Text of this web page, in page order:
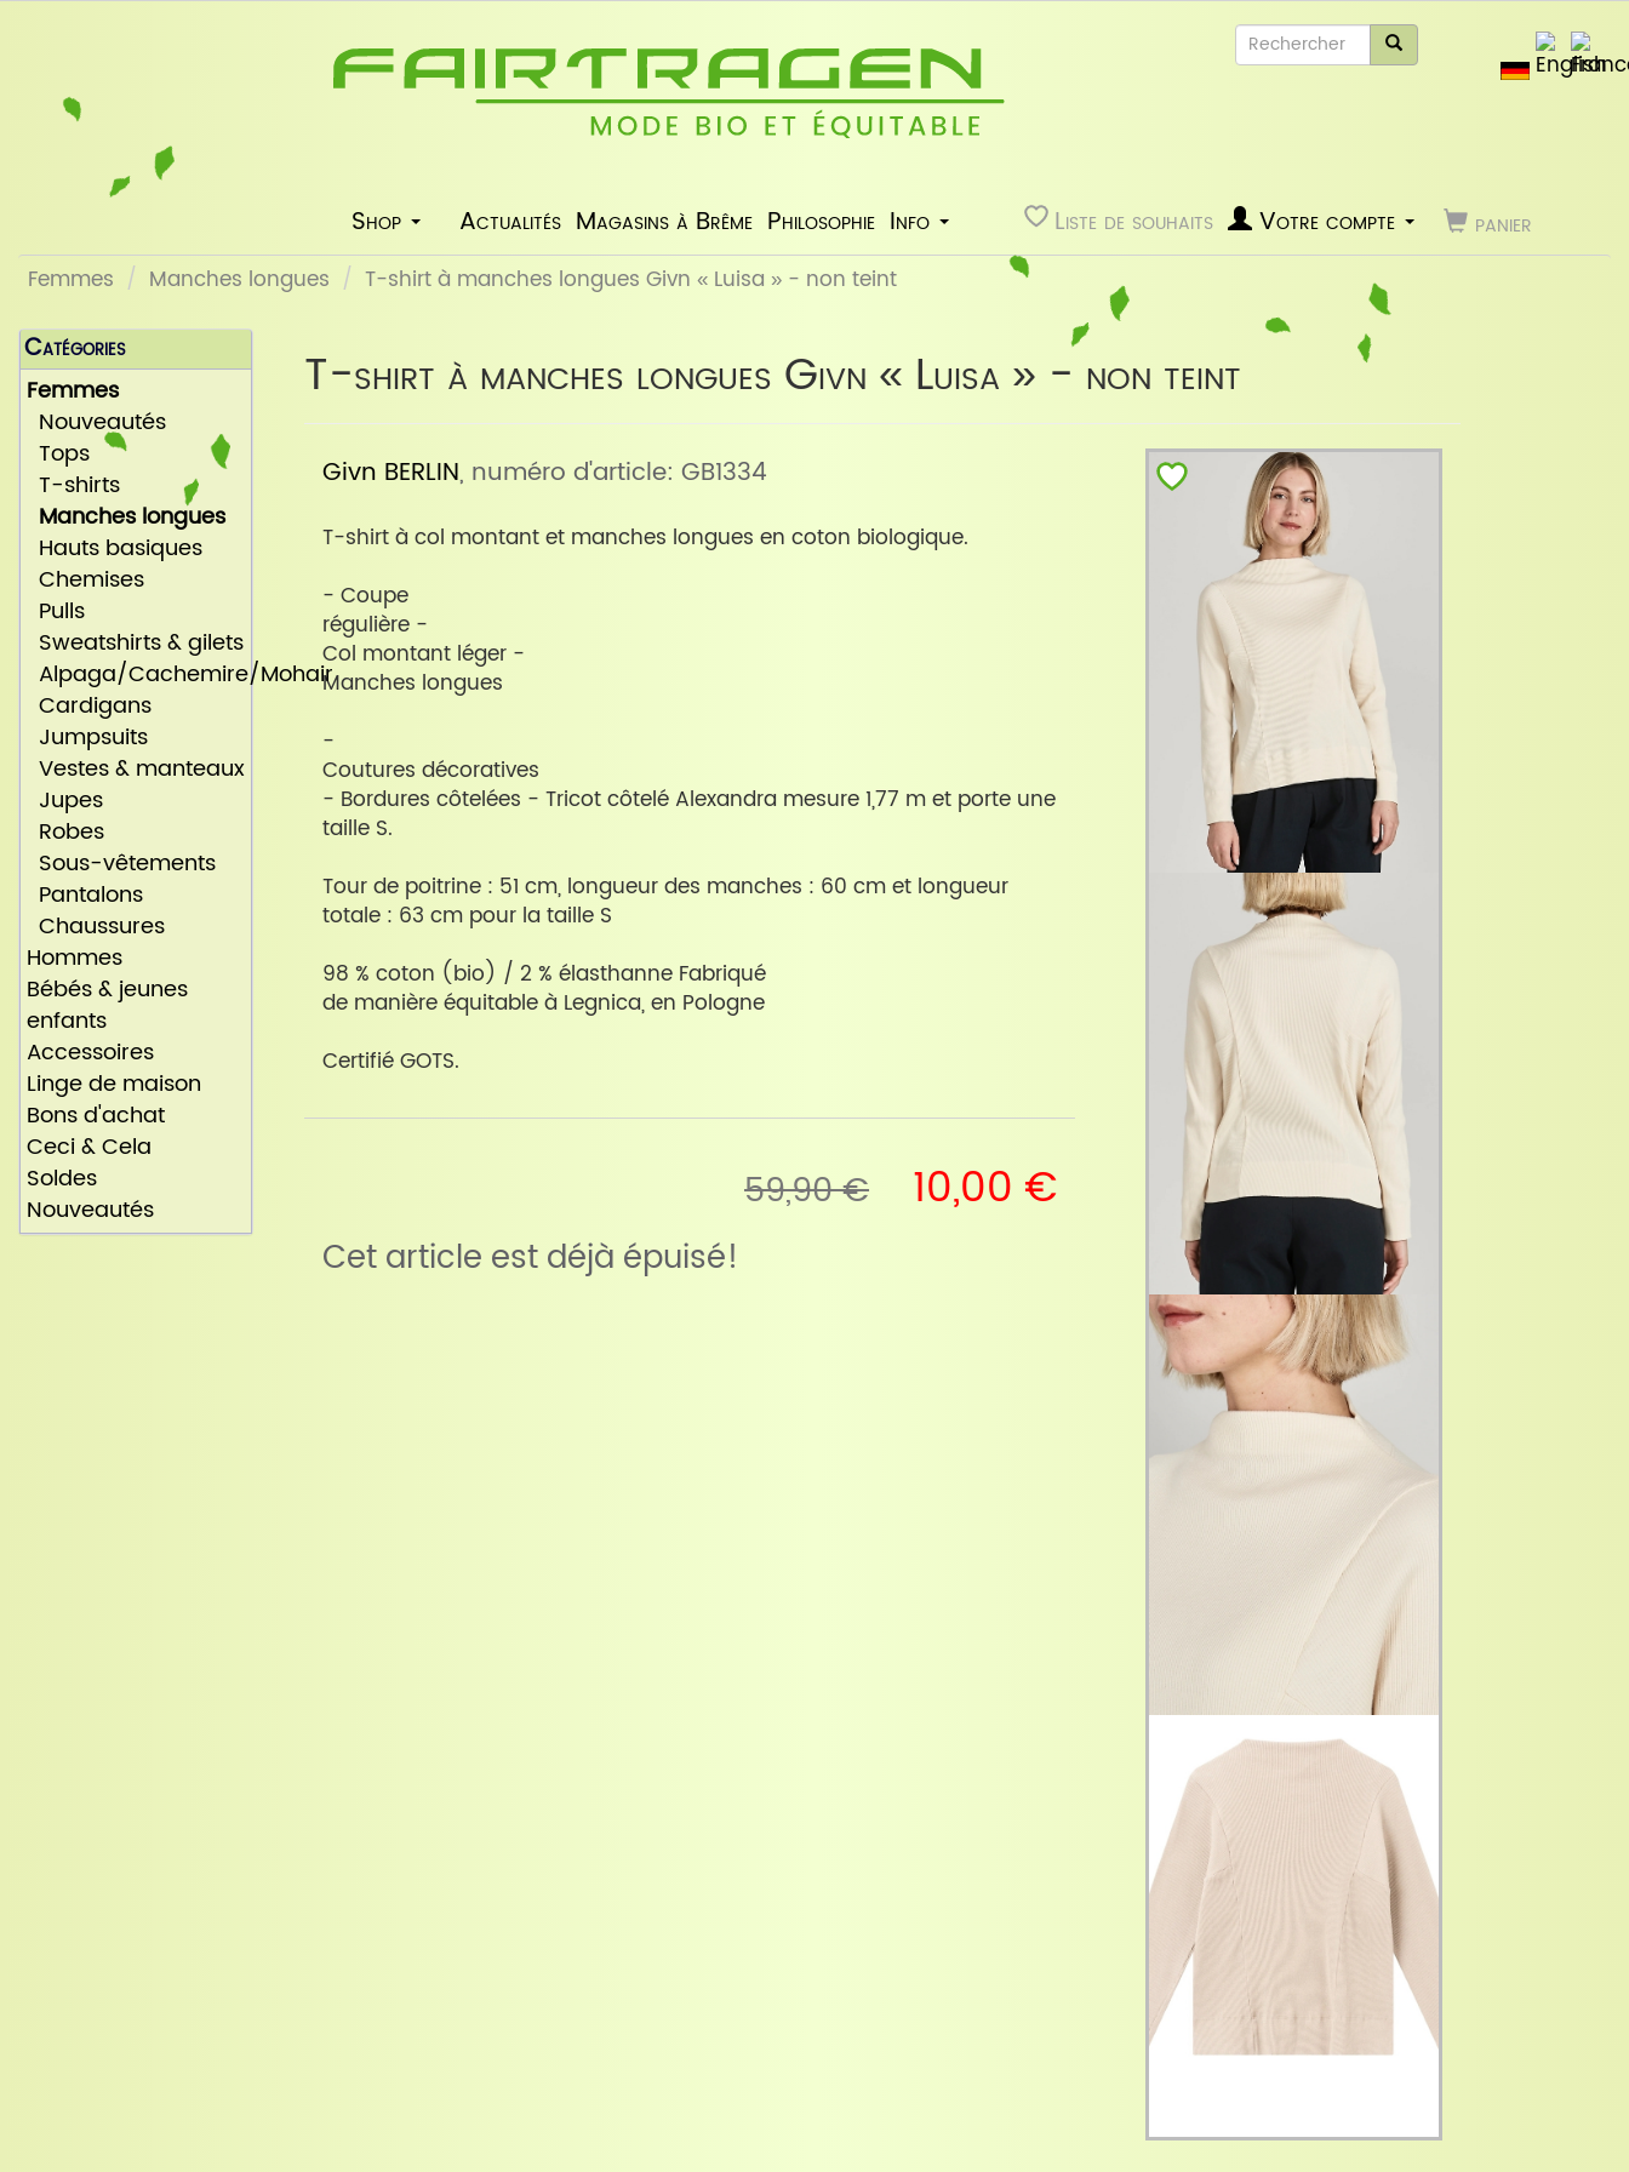
Shop Actualités Magasins à Brême Philosophie Info Liste de souhaits panier
Votre compte
Femmes Manches longues T-shirt à manches longues Givn « Luisa » - non teint
T-shirt à manches longues Givn « Luisa » - non teint
Givn BERLIN, numéro d'article: GB1334
T-shirt à col montant et manches longues en coton biologique.
- Coupe
régulière -
Col montant léger -
Manches longues
-
Coutures décoratives
- Bordures côtelées - Tricot côtelé Alexandra mesure 1,77 m et porte une
taille S.
Tour de poitrine : 51 cm, longueur des manches : 60 cm et longueur
totale : 63 cm pour la taille S
98 % coton (bio) / 2 % élasthanne Fabriqué
de manière équitable à Legnica, en Pologne
Certifié GOTS.
59,90 € 10,00 €
Cet article est déjà épuisé!
Catégories
Femmes
Nouveautés
Tops
T-shirts
Manches longues
Hauts basiques
Chemises
Pulls
Sweatshirts & gilets
Alpaga/Cachemire/Mohair
Cardigans
Jumpsuits
Vestes & manteaux
Jupes
Robes
Sous-vêtements
Pantalons
Chaussures
Hommes
Bébés & jeunes
enfants
Accessoires
Linge de maison
Bons d'achat
Ceci & Cela
Soldes
Nouveautés